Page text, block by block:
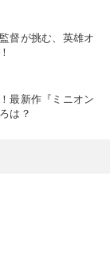
督が挑む、英雄オ
最新作『ミニオン
は？